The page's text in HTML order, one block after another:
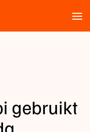
gebruikt